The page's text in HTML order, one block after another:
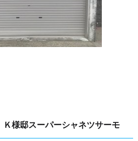
様邸スーパーシャネツサーモ